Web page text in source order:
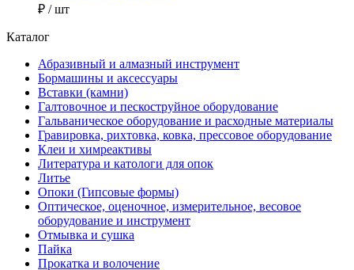
₽ / шт
Каталог
Абразивный и алмазный инструмент
Бормашины и аксессуары
Вставки (камни)
Галтовочное и пескоструйное оборудование
Гальваническое оборудование и расходные материалы
Гравировка, рихтовка, ковка, прессовое оборудование
Клеи и химреактивы
Литература и катологи для опок
Литье
Опоки (Гипсовые формы)
Оптическое, оценочное, измерительное, весовое
оборудование и инструмент
Отмывка и сушка
Пайка
Прокатка и волочение